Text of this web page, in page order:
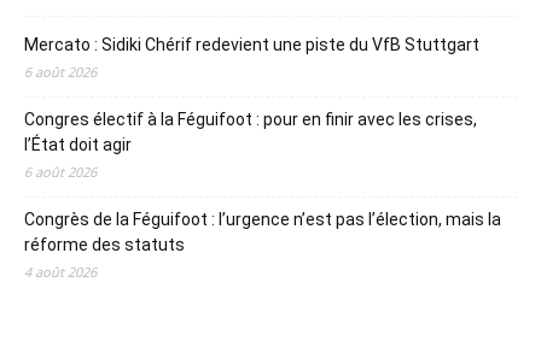
Mercato : Sidiki Chérif redevient une piste du VfB Stuttgart
6 août 2026
Congres électif à la Féguifoot : pour en finir avec les crises,
l’État doit agir
6 août 2026
Congrès de la Féguifoot : l’urgence n’est pas l’élection, mais la
réforme des statuts
4 août 2026